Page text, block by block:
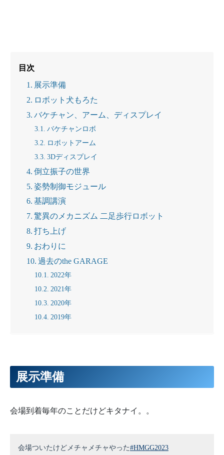
目次
展示準備
ロボット犬もろた
バケチャン、アーム、ディスプレイ
バケチャンロボ
ロボットアーム
3Dディスプレイ
倒立振子の世界
姿勢制御モジュール
基調講演
驚異のメカニズム 二足歩行ロボット
打ち上げ
おわりに
過去のthe GARAGE
2022年
2021年
2020年
2019年
展示準備
会場到着毎年のことだけどキタナイ。。
会場ついたけどメチャメチャやった#HMGG2023